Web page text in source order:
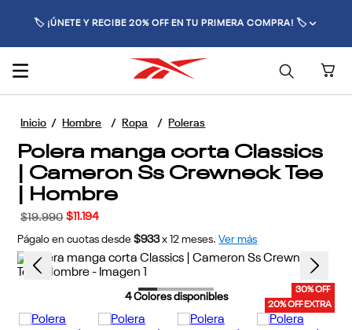
🚚 ENVÍO GRATIS POR COMPRAS SUPERIORES A $70.000 🚚
Hombre Ropa Poleras
Polera manga corta Classics
| Cameron Ss Crewneck Tee
| Hombre
$19.990 $ .194
Págalo en cuotas desde $933 x 12 meses. Ver más
30% OFF
20% OFF EXTRA
4Colores disponibles